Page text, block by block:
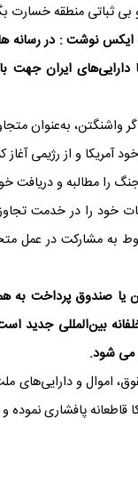
ثباتی منطقه خسارت
: در رسانه ها به
دارایی‌های ایران
واشنگتن، به‌عنوان
آمریکا و از رژیمی
را مطالبه و دریافت
خود را در خدمت تجاوز
به مشارکت در عمل
یا صندوق پرداخت به
بین‌المللی جدید
می شود.
اموال و دارایی‌های
قاطعانه پافشاری